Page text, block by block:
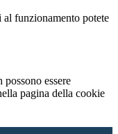
al funzionamento potete
essere
pagina della cookie